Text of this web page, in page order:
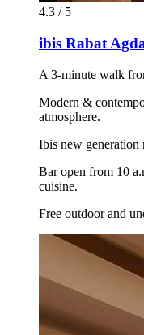
4.3 / 5
ibis Rabat
A 3-minute walk
Modern &
atmosphere.
Ibis new generation
Bar open from 10
cuisine.
Free outdoor and